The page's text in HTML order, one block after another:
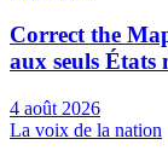
Correct the
aux seuls États
4 août 2026
La voix de la nation